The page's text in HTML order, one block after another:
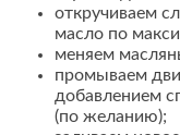
откручиваем
масло по
меняем
промываем
добавлением
(по желанию);